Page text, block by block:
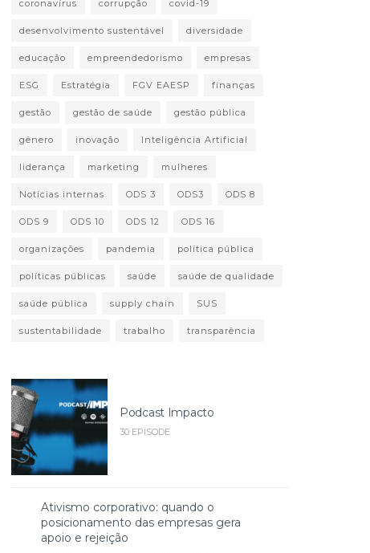
coronavírus corrupção covid-19
desenvolvimento sustentável diversidade
educação empreendedorismo empresas
ESG Estratégia FGV EAESP finanças
gestão gestão de saúde gestão pública
gênero inovação Inteligência Artificial
liderança marketing mulheres
Notícias internas ODS 3 ODS3 ODS 8
ODS 9 ODS 10 ODS 12 ODS 16
organizações pandemia política pública
políticas públicas saúde saúde de qualidade
saúde pública supply chain SUS
sustentabilidade trabalho transparência
Podcast Impacto
30 EPISODE
Ativismo corporativo: quando o
posicionamento das empresas gera
apoio e rejeição